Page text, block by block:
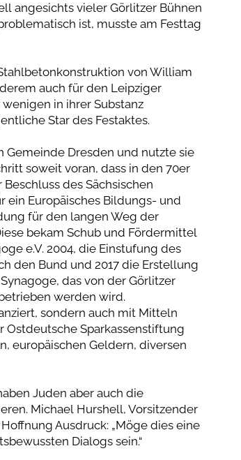
angesichts vieler Görlitzer Bühnen
ist, musste am Festtag
von William
auch für den Leipziger
in ihrer Substanz
Star des Festaktes.
Gemeinde Dresden und nutzte sie
soweit voran, dass in den 70er
des Sächsischen
ein Europäisches Bildungs- und
für den langen Weg der
bekam Schub und Fördermittel
e.V. 2004, die Einstufung des
den Bund und 2017 die Erstellung
das von der Görlitzer
werden wird.
sondern auch mit Mitteln
Sparkassenstiftung
europäischen Geldern, diversen
Juden aber auch die
Michael Hurshell, Vorsitzender
Ausdruck: „Möge dies eine
Dialogs sein.“